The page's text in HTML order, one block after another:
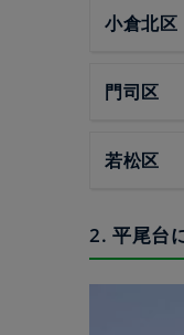
小倉北区
門司区
若松区
2. 平尾台